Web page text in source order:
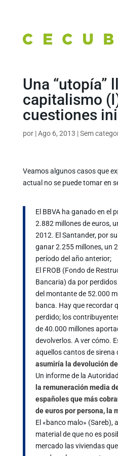
Una “utopía”
capitalismo
cuestiones
por |Ago 6, 2013 |Sem
Veamos algunos casos que
actual no se puede tomar en
El BBVA ha ganado en el
2.882 millones de euros,
2012. El Santander, por
ganar 2.255 millones, un
período del año anterior;
El FROB (Fondo de
Bancaria) da por
del montante de 52.000
banca. Hay que recordar
perdido; los
de 40.000 millones
devolverlos. A ver cómo.
aquellos cantos de sirena
asumiría la devolución
Un informe de la
la remuneración media
españoles que más
de euros por persona, la
El «banco malo» (Sareb),
material de que no es
mercado las viviendas